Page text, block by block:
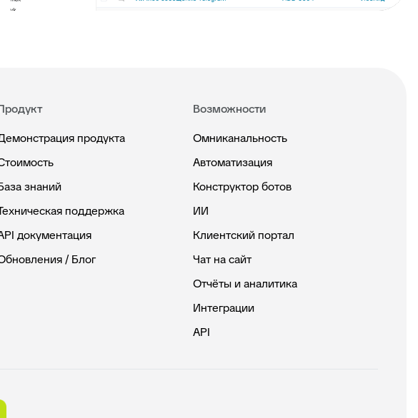
продукта
знаний
поддержка
документация
/ Блог
Возможности
Омниканальность
Автоматизация
Конструктор ботов
ИИ
Клиентский портал
Чат на сайт
Отчёты и аналитика
Интеграции
API